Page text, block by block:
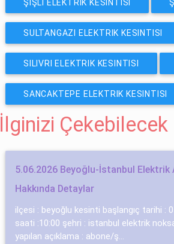
ŞIŞLI ELEKTRIK KESINTISI
SULTANGAZI ELEKTRIK KESINTISI
SILIVRI ELEKTRIK KESINTISI
SANCAKTEPE ELEKTRIK KESINTISI
İlginizi
5.06.2026 Beyoğlu-İstanbul Elektrik
Hakkında Detaylar
ilçesi : beyoğlu kesinti başlangıç tarihi :
saati :10:00 şehri : istanbul elektrik
yapılan açıklama : abone/ş...